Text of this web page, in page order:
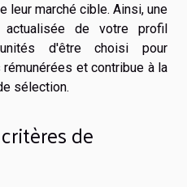
leur marché cible. Ainsi, une
de votre profil
d'être choisi pour
et contribue à la
sélection.
de